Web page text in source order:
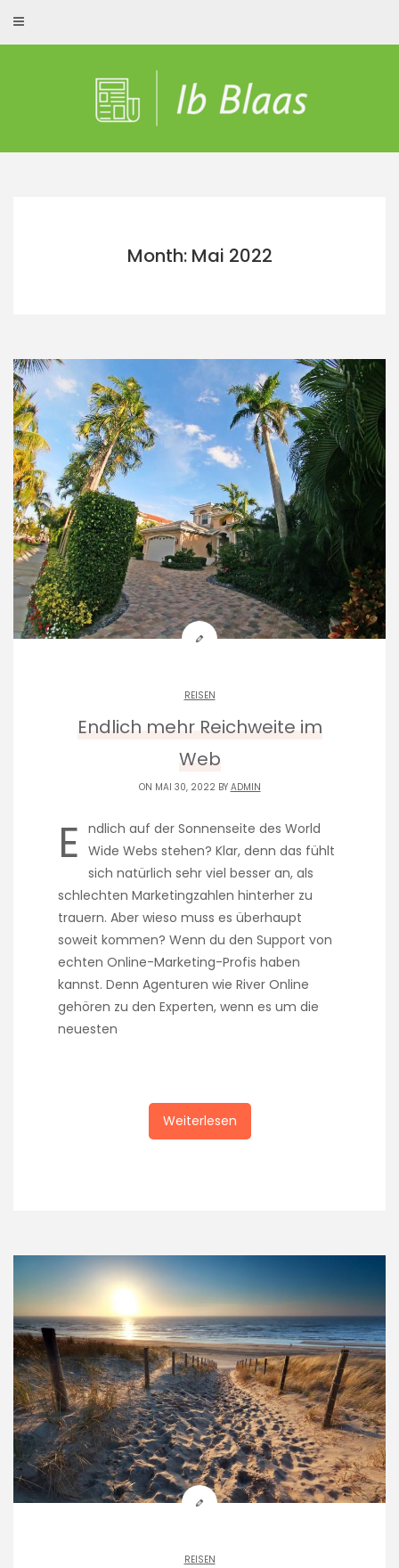
content
Month: Mai 2022
REISEN
Endlich mehr Reichweite im
Web
ON MAI 30, 2022 BY ADMIN
E ndlich auf der Sonnenseite des World
Wide Webs stehen? Klar, denn das fühlt
sich natürlich sehr viel besser an, als
schlechten Marketingzahlen hinterher zu
trauern. Aber wieso muss es überhaupt
soweit kommen? Wenn du den Support von
echten Online-Marketing-Profis haben
kannst. Denn Agenturen wie River Online
gehören zu den Experten, wenn es um die
neuesten
Weiterlesen
REISEN